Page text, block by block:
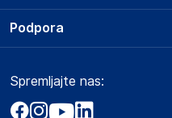
O podjetju
Obvestila za javnost
Akt o digitalnih storitvah
Storitve
Dostava, vnos in odvoz
Podpora
Marketplace
Kako oddati naročilo?
Spremljajte nas: